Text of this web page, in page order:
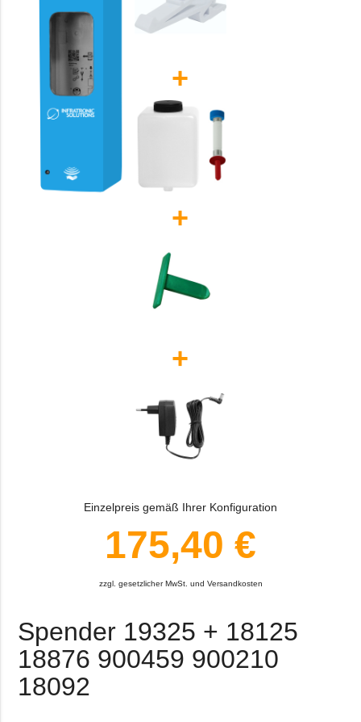
+
+
+
Einzelpreis gemäß Ihrer Konfiguration
175,40 €
zzgl. gesetzlicher MwSt. und Versandkosten
Spender 19325 + 18125
18876 900459 900210
18092